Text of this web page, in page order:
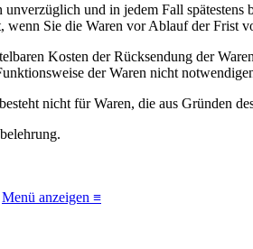
unverzüglich und in jedem Fall
wenn Sie die Waren vor Ablauf der Frist
Kosten der Rücksendung der
der Waren nicht
nicht für Waren, die aus Gründen
Menü anzeigen ≡